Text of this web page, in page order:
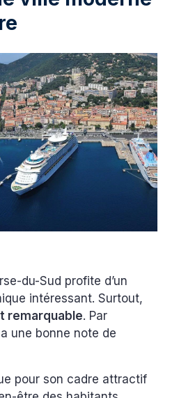
du-Sud profite d’un
intéressant. Surtout,
remarquable. Par
une bonne note de
pour son cadre attractif